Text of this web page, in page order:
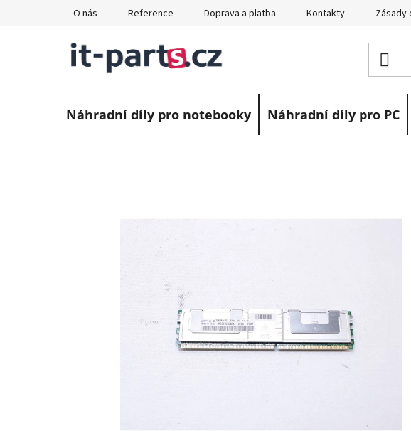
O nás Reference Doprava a platba Kontakty Zásady
Náhradní díly pro notebooky Náhradní díly pro PC